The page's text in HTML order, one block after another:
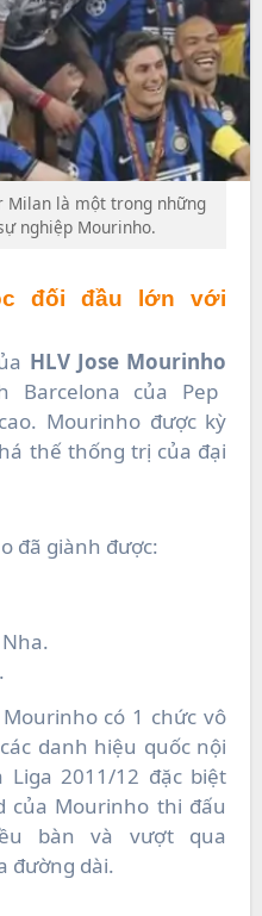
Milan là một trong những
nghiệp Mourinho.
đối đầu lớn với
HLV Jose Mourinho
Barcelona của Pep
Mourinho được kỳ
thế thống trị của đại
đã giành được:
có 1 chức vô
danh hiệu quốc nội
Liga 2011/12 đặc biệt
của Mourinho thi đấu
bàn và vượt qua
đường dài.